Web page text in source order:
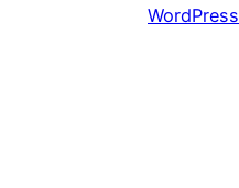
WordPress